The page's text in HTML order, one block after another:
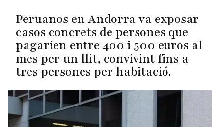
Peruanos en Andorra va exposar
casos concrets de persones que
pagarien entre 400 i 500 euros al
mes per un llit, convivint fins a
tres persones per habitació.